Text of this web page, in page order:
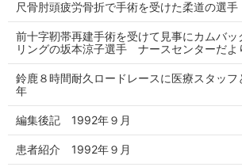
尺骨肘頭疲労骨折で手術を受けた柔道の選手
前十字靭帯再建手術を受けて見事にカムバッ
リングの坂本涼子選手 ナースセンターだよ
鈴鹿８時間耐久ロードレースに医療スタッ
年
編集後記 1992年９月
患者紹介 1992年９月